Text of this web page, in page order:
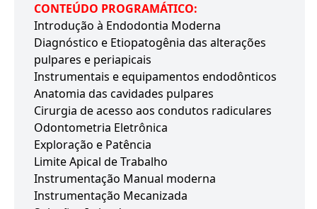
CONTEÚDO PROGRAMÁTICO:
Introdução à Endodontia Moderna
Diagnóstico e Etiopatogênia das alterações
pulpares e periapicais
Instrumentais e equipamentos endodônticos
Anatomia das cavidades pulpares
Cirurgia de acesso aos condutos radiculares
Odontometria Eletrônica
Exploração e Patência
Limite Apical de Trabalho
Instrumentação Manual moderna
Instrumentação Mecanizada